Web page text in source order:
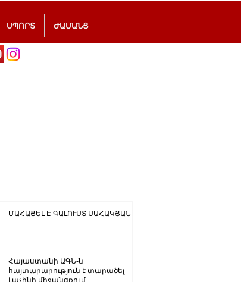
ՍՊՈՐՏ ԺԱՄԱՆՑ
ՄԱՀԱՑԵԼ Է ԳԱԼՈՒՍՏ ՍԱՀԱԿՅԱՆԸ
Հայաստանի ԱԳՆ-ն
հայտարարություն է տարածել
Լաչինի միջանցքում